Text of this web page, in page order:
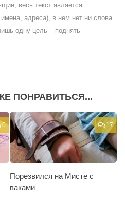
весь текст является
адреса), в нем нет ни слова
одну цель – поднять
ПОНРАВИТЬСЯ...
0 17
Порезвился на Мисте с
ваками